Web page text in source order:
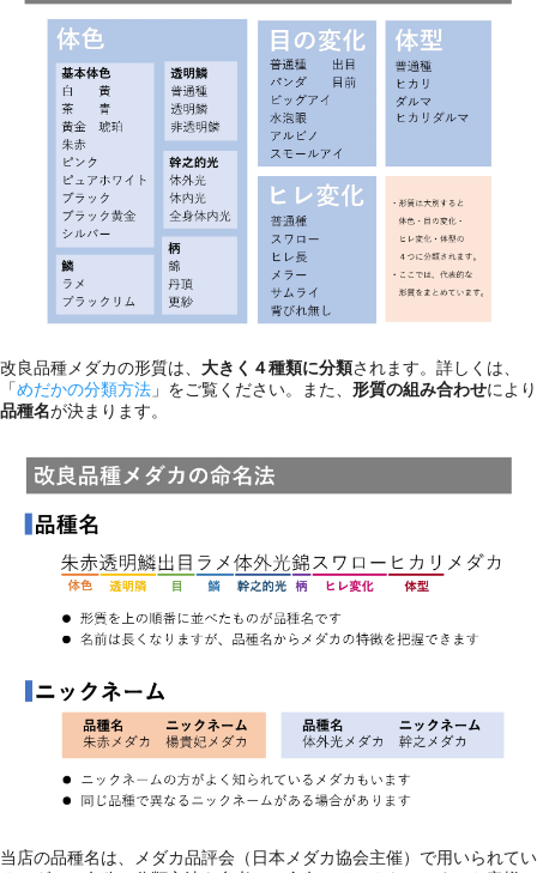
改良品種メダカの形質は、 大きく４種類に分類されます。詳しくは、
「めだかの分類方法 」をご覧ください。また、 形質の組み合わせにより
品種名が決まります。
当店の品種名は、メダカ品評会（日本メダカ協会主催）で用いられてい